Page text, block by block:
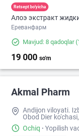
Retsept bo'yicha
Алоэ экстракт
Ереванфарм
Mavjud: 8 qadoqlar
19 000 so'm
Akmal Pharm
Andijon viloyati.
Obod Dier
Ochiq · Yopilish